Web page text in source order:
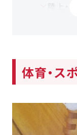
陸上・
その他
必要
雇用形態
体育・ス